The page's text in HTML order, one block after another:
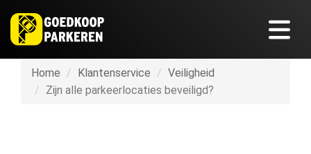
Home Klantenservice
Veiligheid
Zijn alle parkeerlocaties beveiligd?